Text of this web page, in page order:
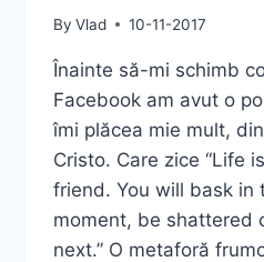
By Vlad 10-11-2017
Înainte să-mi schimb
Facebook am avut o
îmi plăcea mie mult,
Cristo. Care zice “Life
friend. You will bask in
moment, be shattered
next.” O metaforă